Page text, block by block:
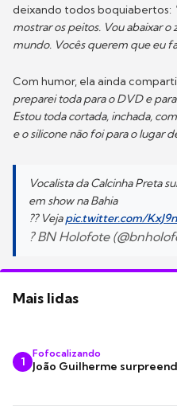
deixando todos boquiabertos:
mostrar os peitos. Vou abaixar
mundo. Vocês querem que eu
Com humor, ela ainda
preparei toda para o DVD e
Estou toda cortada, inchada,
e o silicone não foi para o lugar
Vocalista da Calcinha Preta
em show na Bahia
?? Vejapic.twitter.com/
? BN Holofote
Mais lidas
1
Fofocalizando
João Guilherme